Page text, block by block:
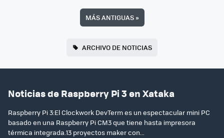
MÁS ANTIGUAS»
ARCHIVO DE NOTICIAS
Noticias de Raspberry Pi 3 en Xataka
Raspberry Pi 3:El Clockwork DevTerm es un espectacular mini PC
basado en una Raspberry Pi CM3 que tiene hasta impresora
térmica integrada.13 proyectos maker con...